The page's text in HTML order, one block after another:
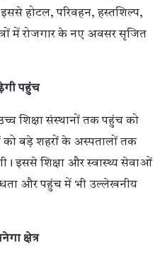
इससे होटल, परिवहन, हस्तशिल्प,
में रोजगार के नए अवसर सृजित
पहुंच
शिक्षा संस्थानों तक पहुंच को
को बड़े शहरों के अस्पतालों तक
इससे शिक्षा और स्वास्थ्य सेवाओं
और पहुंच में भी उल्लेखनीय
क्षेत्र